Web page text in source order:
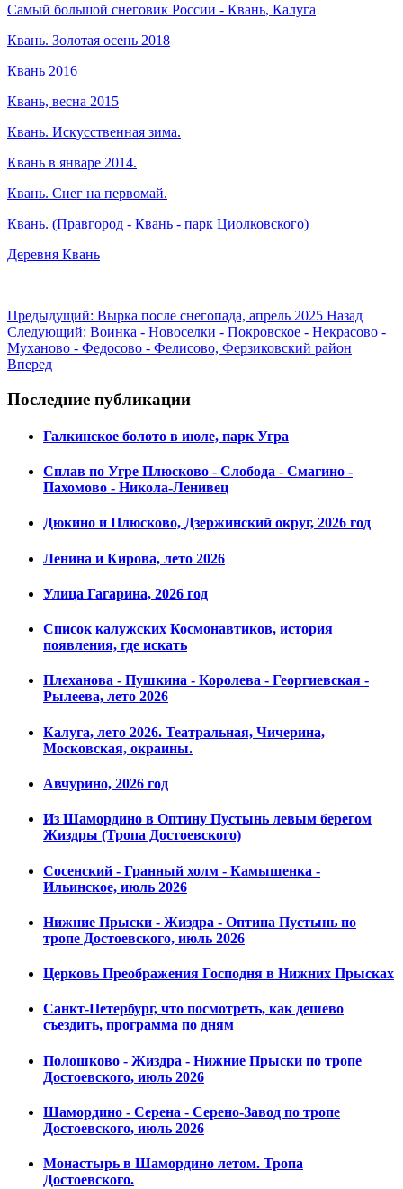
Самый большой снеговик России - Квань, Калуга
Квань. Золотая осень 2018
Квань 2016
Квань, весна 2015
Квань. Искусственная зима.
Квань в январе 2014.
Квань. Снег на первомай.
Квань. (Правгород - Квань - парк Циолковского)
Деревня Квань
Предыдущий: Вырка после снегопада, апрель 2025 Назад
Следующий: Воинка - Новоселки - Покровское - Некрасово -
Муханово - Федосово - Фелисово, Ферзиковский район
Вперед
Последние публикации
Галкинское болото в июле, парк Угра
Сплав по Угре Плюсково - Слобода - Смагино -
Пахомово - Никола-Ленивец
Дюкино и Плюсково, Дзержинский округ, 2026 год
Ленина и Кирова, лето 2026
Улица Гагарина, 2026 год
Список калужских Космонавтиков, история
появления, где искать
Плеханова - Пушкина - Королева - Георгиевская -
Рылеева, лето 2026
Калуга, лето 2026. Театральная, Чичерина,
Московская, окраины.
Авчурино, 2026 год
Из Шамордино в Оптину Пустынь левым берегом
Жиздры (Тропа Достоевского)
Сосенский - Гранный холм - Камышенка -
Ильинское, июль 2026
Нижние Прыски - Жиздра - Оптина Пустынь по
тропе Достоевского, июль 2026
Церковь Преображения Господня в Нижних Прысках
Санкт-Петербург, что посмотреть, как дешево
съездить, программа по дням
Полошково - Жиздра - Нижние Прыски по тропе
Достоевского, июль 2026
Шамордино - Серена - Серено-Завод по тропе
Достоевского, июль 2026
Монастырь в Шамордино летом. Тропа
Достоевского.